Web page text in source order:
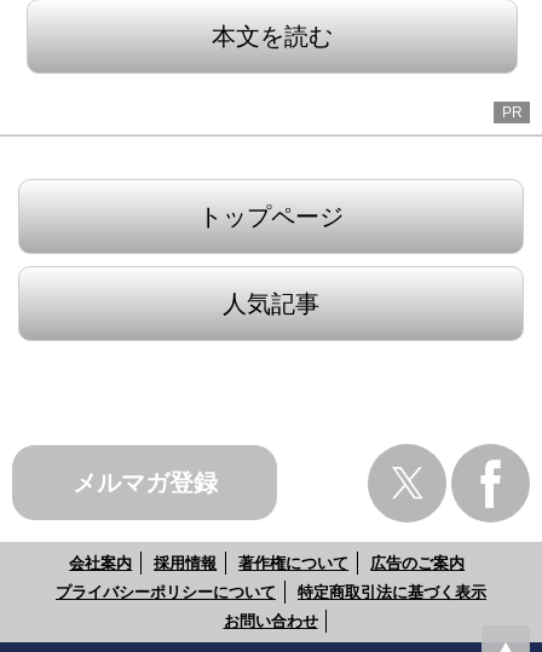
本文を読む
PR
トップページ
人気記事
メルマガ登録
会社案内 採用情報 著作権について
広告のご案内
プライバシーポリシーについて
特定商取引法に基づく表示
お問い合わせ